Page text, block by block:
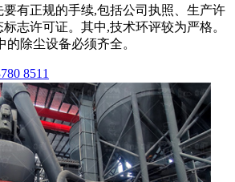
要有正规的手续,包括公司执照、生产许
志许可证。其中,技术环评较为严格。
的除尘设备必须齐全。
8511